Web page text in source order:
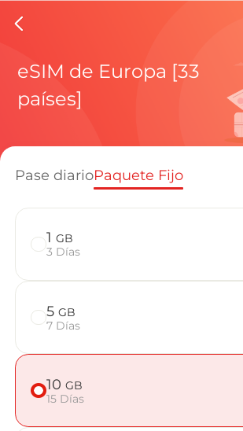
Planes
¿Cómo
eSIM de Europa [33
países]
Pase diarioPaquete Fijo
1 GB
3 Días
5 GB
7 Días
10 GB
15 Días